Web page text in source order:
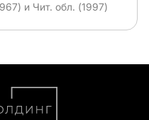
и Чит. обл. (1997)